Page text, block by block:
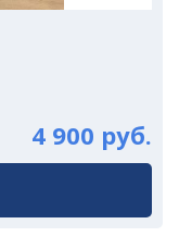
4 900 руб.